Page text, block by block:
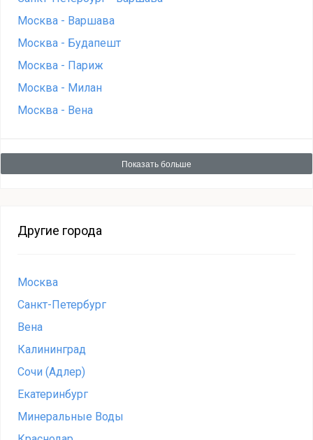
Москва - Варшава
Москва - Будапешт
Москва - Париж
Москва - Милан
Москва - Вена
Показать больше
Другие города
Москва
Санкт-Петербург
Вена
Калининград
Сочи (Адлер)
Екатеринбург
Минеральные Воды